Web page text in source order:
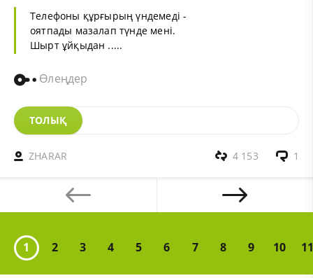
Телефоны құрғырың үндемеді -
оятпады мазалап түнде мені.
Шырт ұйқыдан .....
Өлеңдер
ТОЛЫҚ
ZHARAR 1
4 153
1 2 3 4 5 6 7 8 9 10